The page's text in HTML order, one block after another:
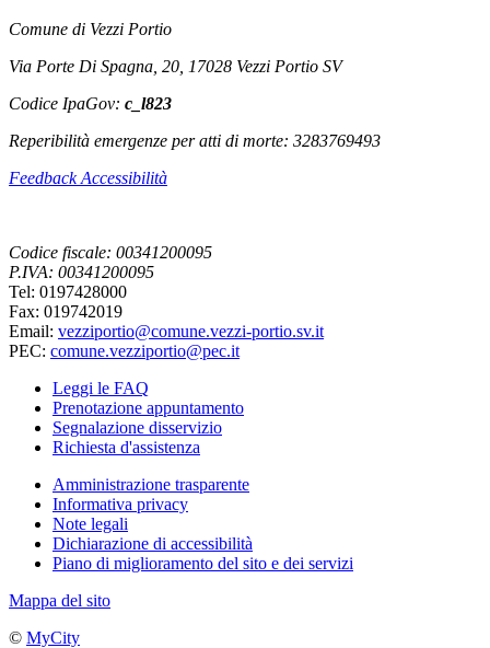
Comune di Vezzi Portio
Via Porte Di Spagna, 20, 17028 Vezzi Portio SV
Codice IpaGov: c_l823
Reperibilità emergenze per atti di morte: 3283769493
Feedback Accessibilità
Codice fiscale: 00341200095
P.IVA: 00341200095
Tel: 0197428000
Fax: 019742019
Email: vezziportio@comune.vezzi-portio.sv.it
PEC: comune.vezziportio@pec.it
Leggi le FAQ
Prenotazione appuntamento
Segnalazione disservizio
Richiesta d'assistenza
Amministrazione trasparente
Informativa privacy
Note legali
Dichiarazione di accessibilità
Piano di miglioramento del sito e dei servizi
Mappa del sito
© MyCity